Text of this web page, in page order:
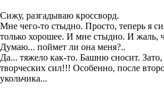
Сижу, разгадываю кроссворд.
Мне чего-то стыдно. Просто, теперь я
только хорошее. И мне стыдно. И жаль,
Думаю... поймет ли она меня?..
Да... тяжело как-то. Башню сносит. Зато,
творческих сил!!! Особенно, после
укольчика...